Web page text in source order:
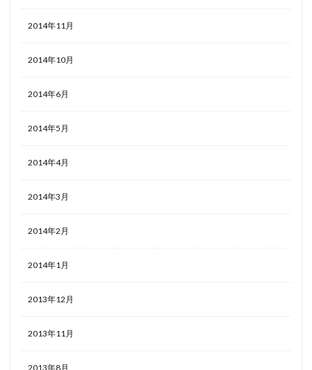
2014年11月
2014年10月
2014年6月
2014年5月
2014年4月
2014年3月
2014年2月
2014年1月
2013年12月
2013年11月
2013年8月